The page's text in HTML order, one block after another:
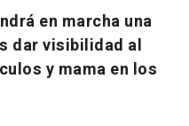
en marcha una
dar visibilidad al
y mama en los